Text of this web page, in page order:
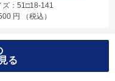
ズ：51□18-141
円 （税込）
る